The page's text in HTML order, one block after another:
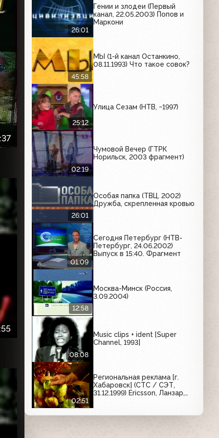
26:01
Гении и злодеи (Первый
канал, 22.05.2003) Попов и
Маркони
45:58
МЫ (1-й канал Останкино,
08.11.1993) Что такое совок?
25:12
Улица Сезам (НТВ, ~1997)
02:19
Чумовой Вечер (ГТРК
Норильск, 2003 фрагмент)
26:01
Особая папка (ТВЦ, 2002)
Дружба, скрепленная кровью
01:09
Сегодня Петербург (НТВ-
Петербург, 24.06.2002)
Выпуск в 15:40. Фрагмент
12:58
Москва-Минск (Россия,
3.09.2004)
08:08
Music clips + ident [Super
Channel, 1993]
02:51
Региональная реклама [г.
Хабаровск] (СТС / СЭТ,
31.12.1999) Ericsson, Ланзар,
"Столица", Таёжный ключ,